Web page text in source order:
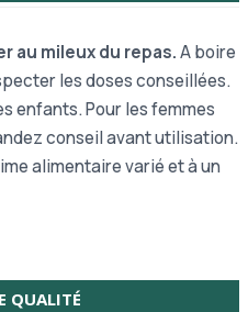
au mileux du repas.A boire
les doses conseillées.
enfants. Pour les femmes
conseil avant utilisation.
alimentaire varié et à un
QUALITÉ